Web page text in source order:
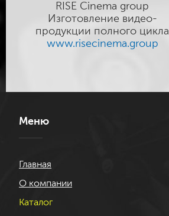
RISE Cinema group
Изготовление видео-
продукции полного цикла
www.risecinema.group
Меню
Главная
О компании
Каталог